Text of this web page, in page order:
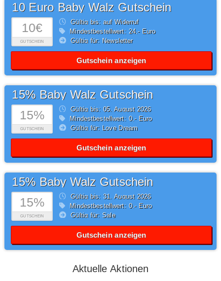
10€
GUTSCHEIN
10 Euro Baby Walz Gutschein
Gültig bis: auf Widerruf
Mindestbestellwert: 24,- Euro
Gültig für: Newsletter
Gutschein anzeigen
15%
GUTSCHEIN
15% Baby Walz Gutschein
Gültig bis: 05.August2026
Mindestbestellwert: 0,- Euro
Gültig für: Love Dream
Gutschein anzeigen
15%
GUTSCHEIN
15% Baby Walz Gutschein
Gültig bis: 31.August2026
Mindestbestellwert: 0,- Euro
Gültig für: Sale
Gutschein anzeigen
Aktuelle Aktionen